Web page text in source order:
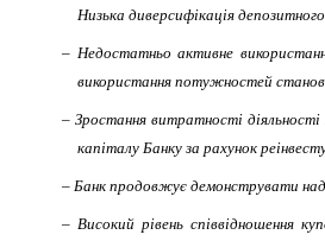
Низька диверсифікація
– Недостатньо активне
використання потужностей
– Зростання витратності діяльності
капіталу Банку за рахунок
– Банк продовжує демонструвати
– Високий рівень співвідношення